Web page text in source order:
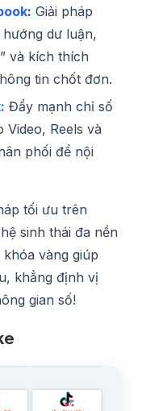
: Giải pháp
dư luận,
và kích thích
tin chốt đơn.
Đẩy mạnh chỉ số
Reels và
phối để nội
tối ưu trên
sinh thái đa nền
vàng giúp
khẳng định vị
gian số!